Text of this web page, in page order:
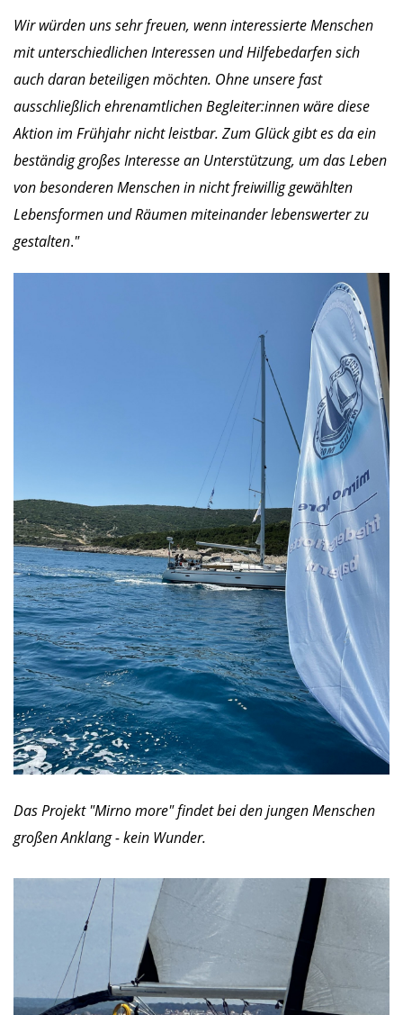
Wir würden uns sehr freuen, wenn interessierte Menschen
mit unterschiedlichen Interessen und Hilfebedarfen sich
auch daran beteiligen möchten. Ohne unsere fast
ausschließlich ehrenamtlichen Begleiter:innen wäre diese
Aktion im Frühjahr nicht leistbar. Zum Glück gibt es da ein
beständig großes Interesse an Unterstützung, um das Leben
von besonderen Menschen in nicht freiwillig gewählten
Lebensformen und Räumen miteinander lebenswerter zu
gestalten."
Das Projekt "Mirno more" findet bei den jungen Menschen
großen Anklang - kein Wunder.